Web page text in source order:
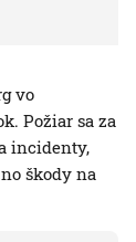
vo
Požiar sa za
incidenty,
škody na